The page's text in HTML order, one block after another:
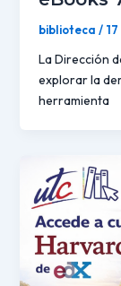
biblioteca /
La Dirección
explorar la
herramienta